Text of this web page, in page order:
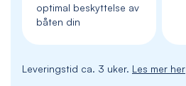
optimal beskyttelse av
båten din
Leveringstid ca. 3 uker. Les mer her